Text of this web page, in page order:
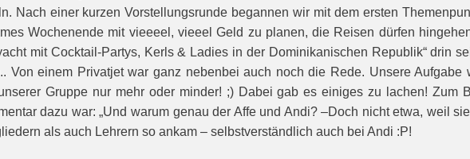
Nach einer kurzen Vor­stellungsrunde begannen wir mit dem ersten
Wo­chenende mit vieeeel, vieeel Geld zu planen, die Reisen dürfen
mit Cocktail-Partys, Kerls & Ladies in der Dominikanischen Republik“ drin
Von einem Privatjet war ganz nebenbei auch noch die Rede. Unsere
Gruppe nur mehr oder minder! ;) Dabei gab es einiges zu lachen! Zum
dazu war: „Und wa­rum genau der Affe und Andi? –Doch nicht etwa, weil
als auch Lehrern so ankam – selbstverständlich auch bei Andi :P!